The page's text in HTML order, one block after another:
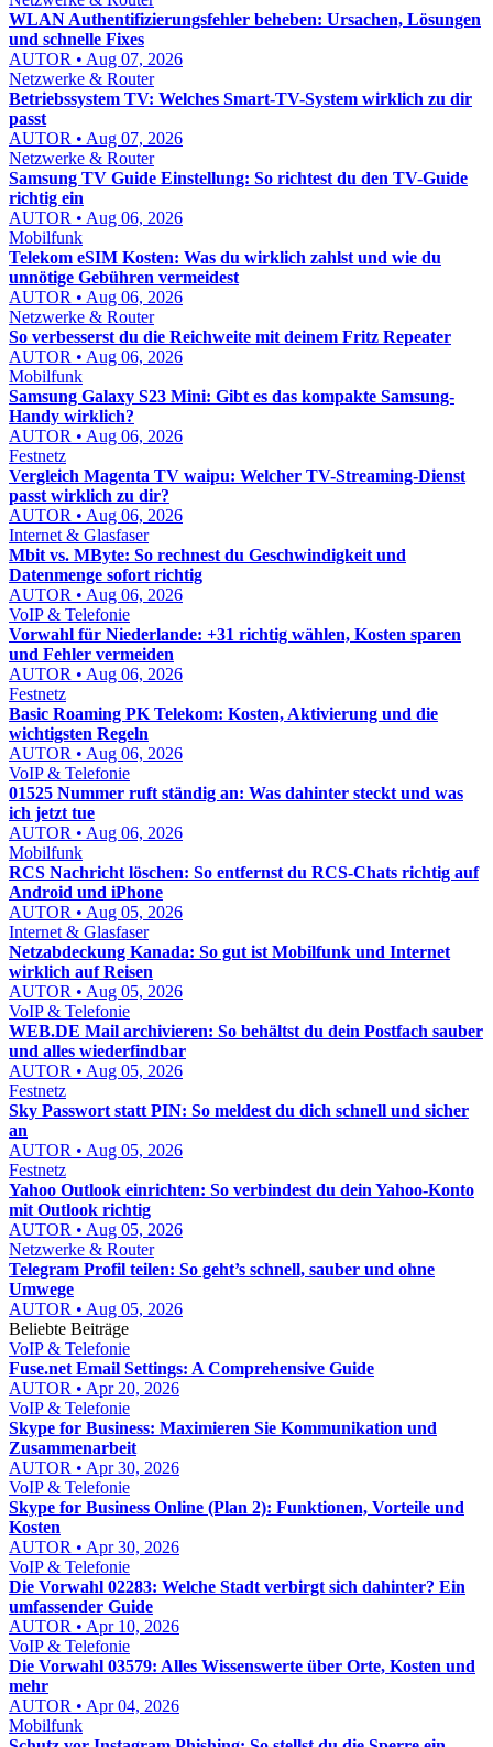
WLAN Authentifizierungsfehler beheben: Ursachen, Lösungen
und schnelle Fixes
AUTOR • Aug 07, 2026
Netzwerke & Router
Betriebssystem TV: Welches Smart-TV-System wirklich zu dir
passt
AUTOR • Aug 07, 2026
Netzwerke & Router
Samsung TV Guide Einstellung: So richtest du den TV-Guide
richtig ein
AUTOR • Aug 06, 2026
Mobilfunk
Telekom eSIM Kosten: Was du wirklich zahlst und wie du
unnötige Gebühren vermeidest
AUTOR • Aug 06, 2026
Netzwerke & Router
So verbesserst du die Reichweite mit deinem Fritz Repeater
AUTOR • Aug 06, 2026
Mobilfunk
Samsung Galaxy S23 Mini: Gibt es das kompakte Samsung-
Handy wirklich?
AUTOR • Aug 06, 2026
Festnetz
Vergleich Magenta TV waipu: Welcher TV-Streaming-Dienst
passt wirklich zu dir?
AUTOR • Aug 06, 2026
Internet & Glasfaser
Mbit vs. MByte: So rechnest du Geschwindigkeit und
Datenmenge sofort richtig
AUTOR • Aug 06, 2026
VoIP & Telefonie
Vorwahl für Niederlande: +31 richtig wählen, Kosten sparen
und Fehler vermeiden
AUTOR • Aug 06, 2026
Festnetz
Basic Roaming PK Telekom: Kosten, Aktivierung und die
wichtigsten Regeln
AUTOR • Aug 06, 2026
VoIP & Telefonie
01525 Nummer ruft ständig an: Was dahinter steckt und was
ich jetzt tue
AUTOR • Aug 06, 2026
Mobilfunk
RCS Nachricht löschen: So entfernst du RCS-Chats richtig auf
Android und iPhone
AUTOR • Aug 05, 2026
Internet & Glasfaser
Netzabdeckung Kanada: So gut ist Mobilfunk und Internet
wirklich auf Reisen
AUTOR • Aug 05, 2026
VoIP & Telefonie
WEB.DE Mail archivieren: So behältst du dein Postfach sauber
und alles wiederfindbar
AUTOR • Aug 05, 2026
Festnetz
Sky Passwort statt PIN: So meldest du dich schnell und sicher
an
AUTOR • Aug 05, 2026
Festnetz
Yahoo Outlook einrichten: So verbindest du dein Yahoo-Konto
mit Outlook richtig
AUTOR • Aug 05, 2026
Netzwerke & Router
Telegram Profil teilen: So geht’s schnell, sauber und ohne
Umwege
AUTOR • Aug 05, 2026
Beliebte Beiträge
VoIP & Telefonie
Fuse.net Email Settings: A Comprehensive Guide
AUTOR • Apr 20, 2026
VoIP & Telefonie
Skype for Business: Maximieren Sie Kommunikation und
Zusammenarbeit
AUTOR • Apr 30, 2026
VoIP & Telefonie
Skype for Business Online (Plan 2): Funktionen, Vorteile und
Kosten
AUTOR • Apr 30, 2026
VoIP & Telefonie
Die Vorwahl 02283: Welche Stadt verbirgt sich dahinter? Ein
umfassender Guide
AUTOR • Apr 10, 2026
VoIP & Telefonie
Die Vorwahl 03579: Alles Wissenswerte über Orte, Kosten und
mehr
AUTOR • Apr 04, 2026
Mobilfunk